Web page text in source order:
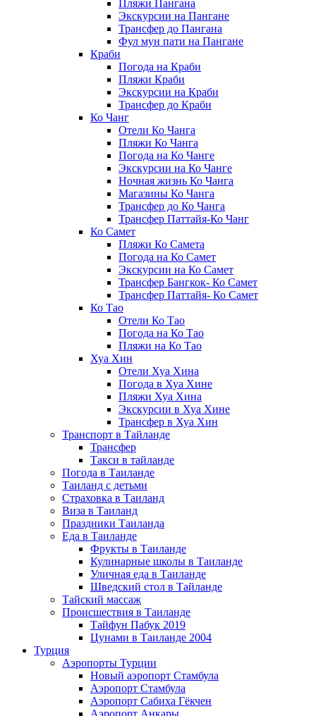
Пляжи Пангана
Экскурсии на Пангане
Трансфер до Пангана
Фул мун пати на Пангане
Краби
Погода на Краби
Пляжи Краби
Экскурсии на Краби
Трансфер до Краби
Ко Чанг
Отели Ко Чанга
Пляжи Ко Чанга
Погода на Ко Чанге
Экскурсии на Ко Чанге
Ночная жизнь Ко Чанга
Магазины Ко Чанга
Трансфер до Ко Чанга
Трансфер Паттайя-Ко Чанг
Ко Самет
Пляжи Ко Самета
Погода на Ко Самет
Экскурсии на Ко Самет
Трансфер Бангкок- Ко Самет
Трансфер Паттайя- Ко Самет
Ко Тао
Отели Ко Тао
Погода на Ко Тао
Пляжи на Ко Тао
Хуа Хин
Отели Хуа Хина
Погода в Хуа Хине
Пляжи Хуа Хина
Экскурсии в Хуа Хине
Трансфер в Хуа Хин
Транспорт в Тайланде
Трансфер
Такси в тайланде
Погода в Таиланде
Таиланд с детьми
Страховка в Таиланд
Виза в Таиланд
Праздники Таиланда
Еда в Таиланде
Фрукты в Таиланде
Кулинарные школы в Таиланде
Уличная еда в Таиланде
Шведский стол в Тайланде
Тайский массаж
Происшествия в Таиланде
Тайфун Пабук 2019
Цунами в Таиланде 2004
Турция
Аэропорты Турции
Новый аэропорт Стамбула
Аэропорт Стамбула
Аэропорт Сабиха Гёкчен
Аэропорт Анкары